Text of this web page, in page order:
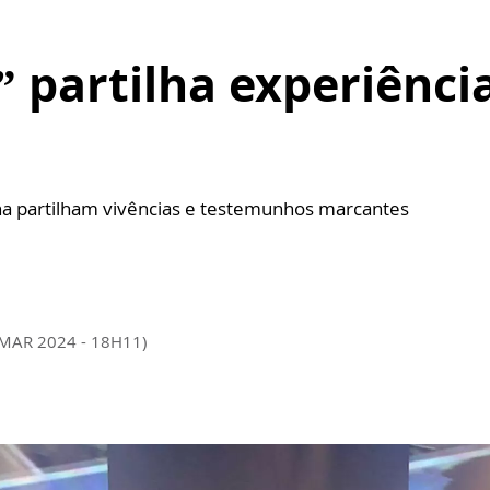
partilha
partilham vivências e testemunhos marcantes
2024 - 18H11)